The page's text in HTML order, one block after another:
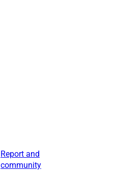
Report and
community